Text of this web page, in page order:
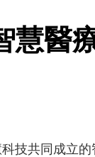
慧醫
技共同成立